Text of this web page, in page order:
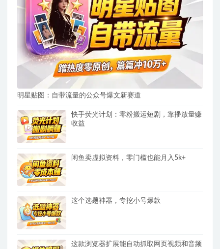
明星贴图：自带流量的公众号爆文新赛道
快手荧光计划：零粉搬运短剧，靠播放量赚
收益
闲鱼卖虚拟资料，零门槛也能月入5k+
这个选题神器，专挖小号爆款
这款浏览器扩展能自动抓取网页视频和音频